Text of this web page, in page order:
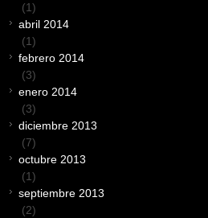
(1)
abril 2014
(1)
febrero 2014
(3)
enero 2014
(3)
diciembre 2013
(7)
octubre 2013
(1)
septiembre 2013
(2)